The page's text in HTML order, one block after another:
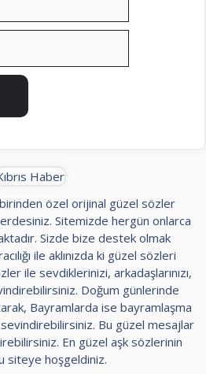
Haber
özel orijinal güzel sözler
Sitemizde hergün onlarca
Sizde bize destek olmak
ile aklınızda ki güzel sözleri
ile sevdiklerinizi, arkadaşlarınızı,
Doğum günlerinde
Bayramlarda ise bayramlaşma
sevindirebilirsiniz. Bu güzel mesajlar
En güzel aşk sözlerinin
siteye hoşgeldiniz.